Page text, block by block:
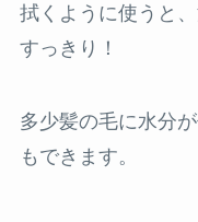
拭くように使うと
すっきり！
多少髪の毛に水分
もできます。